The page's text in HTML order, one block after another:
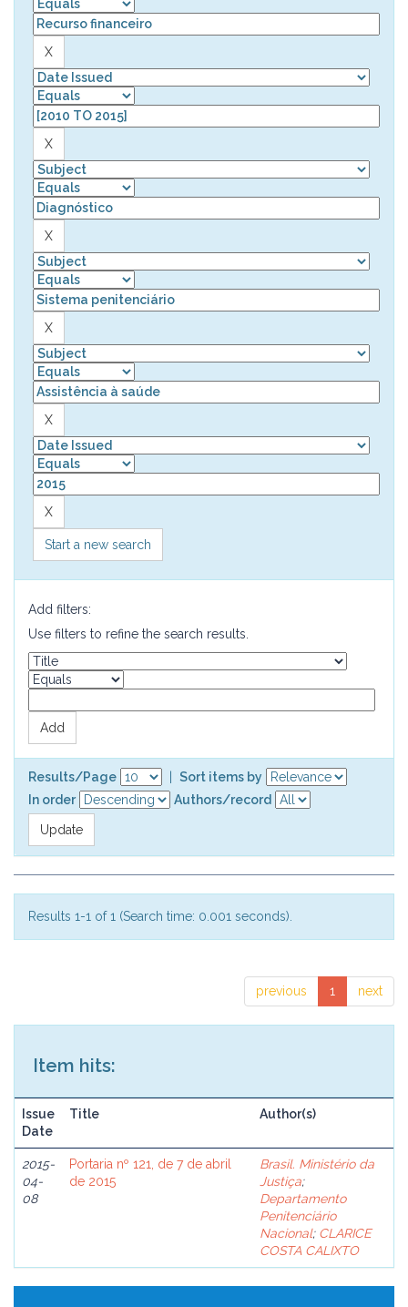
Start a new search
Add filters:
Use filters to refine the search results.
Results/Page
Sort items by
In order
Authors/record
Results 1-1 of 1 (Search time: 0.001 seconds).
previous 1 next
Item hits:
Issue
Date
Title Author(s)
2015-
04-
08
Portaria nº 121, de 7 de abril
de 2015
Brasil. Ministério da
Justiça;
Departamento
Penitenciário
Nacional; CLARICE
COSTA CALIXTO